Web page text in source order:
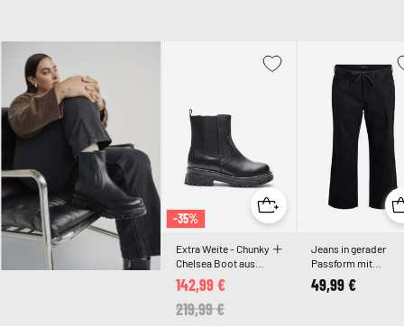
-35%
Extra Weite - Chunky
Chelsea Boot aus
Leder mit
Reißverschluss
Price reduced from
219,99 €
142,99 €
Jeans in gerader
Passform mit
Bindegürtel
49,99 €